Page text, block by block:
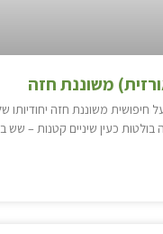
משוננת חזה
חיפושית משוננת חזה יחודיותו
בולטות כעין שיניים קטנות – שש